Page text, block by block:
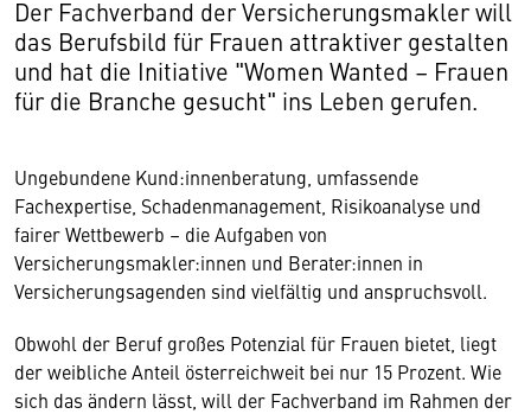
Der Fachverband der Versicherungsmakler will
das Berufsbild für Frauen attraktiver gestalten
und hat die Initiative "Women Wanted – Frauen
für die Branche gesucht" ins Leben gerufen.
Ungebundene Kund:innenberatung, umfassende
Fachexpertise, Schadenmanagement, Risikoanalyse und
fairer Wettbewerb – die Aufgaben von
Versicherungsmakler:innen und Berater:innen in
Versicherungsagenden sind vielfältig und anspruchsvoll.
Obwohl der Beruf großes Potenzial für Frauen bietet, liegt
der weibliche Anteil österreichweit bei nur 15 Prozent. Wie
sich das ändern lässt, will der Fachverband im Rahmen der